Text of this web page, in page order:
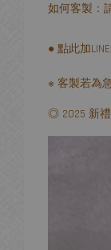
如何客製：
● 點此加
※ 客製若為
◎ 2025 新